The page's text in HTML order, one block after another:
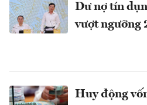
Dư nợ tín
vượt ngưỡng
Huy động